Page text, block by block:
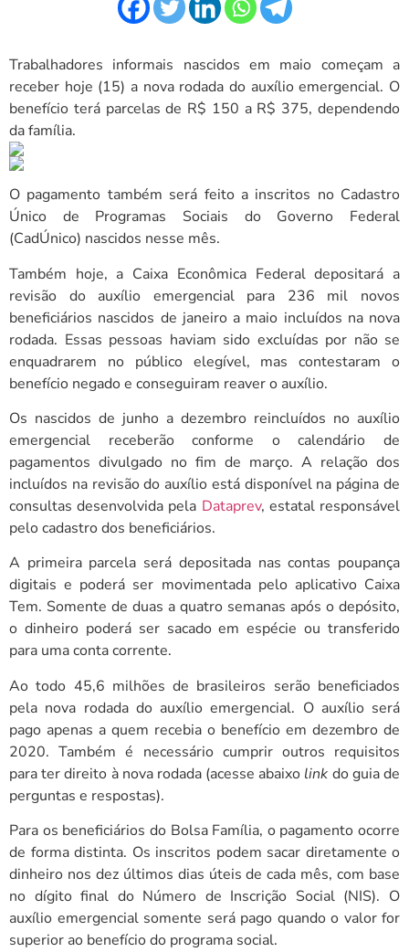
Trabalhadores informais nascidos em maio começam a
receber hoje (15) a nova rodada do auxílio emergencial. O
benefício terá parcelas de R$ 150 a R$ 375, dependendo
da família.
O pagamento também será feito a inscritos no Cadastro
Único de Programas Sociais do Governo Federal
(CadÚnico) nascidos nesse mês.
Também hoje, a Caixa Econômica Federal depositará a
revisão do auxílio emergencial para 236 mil novos
beneficiários nascidos de janeiro a maio incluídos na nova
rodada. Essas pessoas haviam sido excluídas por não se
enquadrarem no público elegível, mas contestaram o
benefício negado e conseguiram reaver o auxílio.
Os nascidos de junho a dezembro reincluídos no auxílio
emergencial receberão conforme o calendário de
pagamentos divulgado no fim de março. A relação dos
incluídos na revisão do auxílio está disponível na página de
consultas desenvolvida pela Dataprev, estatal responsável
pelo cadastro dos beneficiários.
A primeira parcela será depositada nas contas poupança
digitais e poderá ser movimentada pelo aplicativo Caixa
Tem. Somente de duas a quatro semanas após o depósito,
o dinheiro poderá ser sacado em espécie ou transferido
para uma conta corrente.
Ao todo 45,6 milhões de brasileiros serão beneficiados
pela nova rodada do auxílio emergencial. O auxílio será
pago apenas a quem recebia o benefício em dezembro de
2020. Também é necessário cumprir outros requisitos
para ter direito à nova rodada (acesse abaixo link do guia de
perguntas e respostas).
Para os beneficiários do Bolsa Família, o pagamento ocorre
de forma distinta. Os inscritos podem sacar diretamente o
dinheiro nos dez últimos dias úteis de cada mês, com base
no dígito final do Número de Inscrição Social (NIS). O
auxílio emergencial somente será pago quando o valor for
superior ao benefício do programa social.